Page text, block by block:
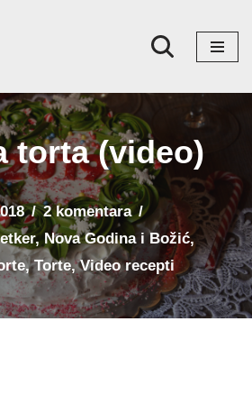
torta (video)
2 komentara
,Nova Godina i Božić,
,Torte,Video recepti